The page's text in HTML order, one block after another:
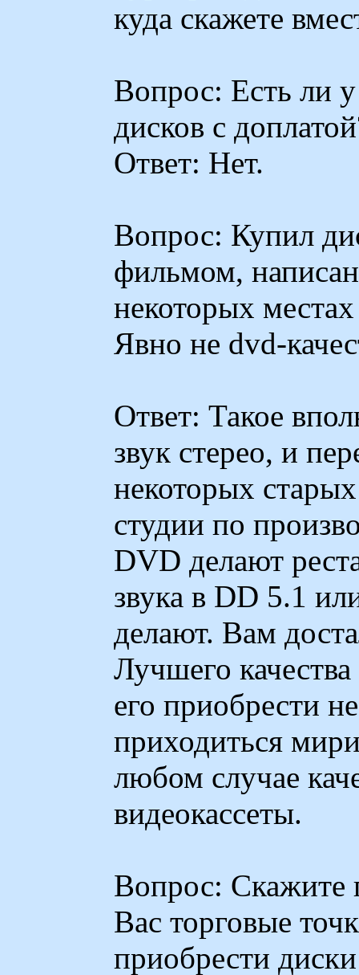
куда скажете
Вопрос: Есть ли
дисков с
Ответ: Нет.
Вопрос: Купил
фильмом,
некоторых
Явно не dvd-
Ответ: Такое
звук стерео, и
некоторых
студии по
DVD делают
звука в DD 5.1
делают. Вам
Лучшего
его приобрести
приходиться
любом случае
видеокассеты.
Вопрос: Скажите
Вас торговые
приобрести